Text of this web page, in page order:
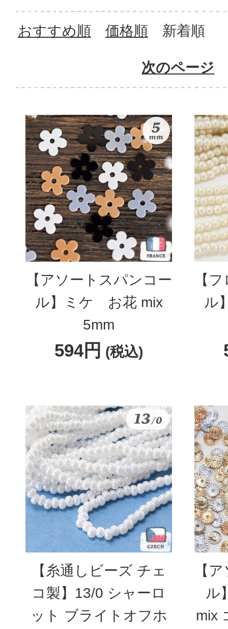
おすすめ順 価格順 新着順
次のページ
【アソートスパンコー
ル】ミケ お花 mix
5mm
594円 (税込)
【
ル
【糸通しビーズ チェ
コ製】13/0 シャーロ
ット ブライトオフホ
【
ル
mix